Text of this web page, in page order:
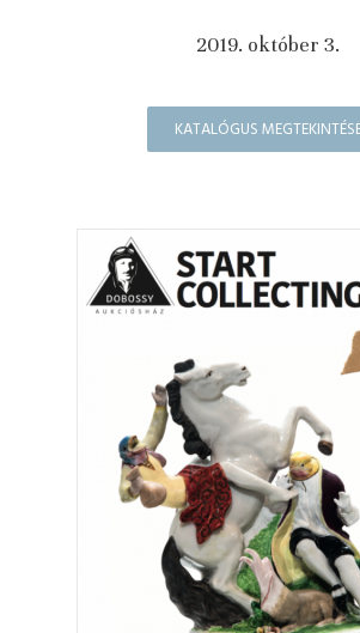
2019. október 3.
KATALÓGUS